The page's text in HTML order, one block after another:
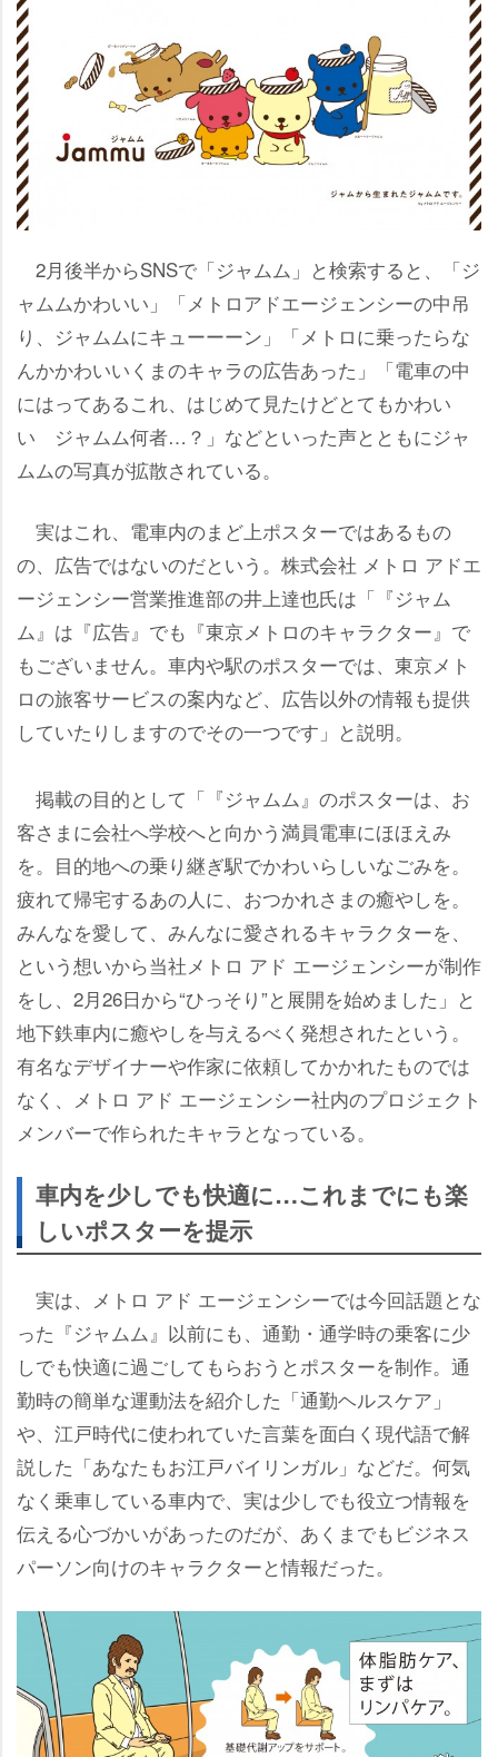
2月後半からSNSで「ジャムム」と検索すると、「ジ
ャムムかわいい」「メトロアドエージェンシーの中吊
り、ジャムムにキューーーン」「メトロに乗ったらな
んかかわいいくまのキャラの広告あった」「電車の中
にはってあるこれ、はじめて見たけどとてもかわい
い ジャムム何者…？」などといった声とともにジャ
ムムの写真が拡散されている。
実はこれ、電車内のまど上ポスターではあるもの
の、広告ではないのだという。株式会社 メトロ アドエ
ージェンシー営業推進部の井上達也氏は「『ジャム
ム』は『広告』でも『東京メトロのキャラクター』で
もございません。車内や駅のポスターでは、東京メト
ロの旅客サービスの案内など、広告以外の情報も提供
していたりしますのでその一つです」と説明。
掲載の目的として「『ジャムム』のポスターは、お
客さまに会社へ学校へと向かう満員電車にほほえみ
を。目的地への乗り継ぎ駅でかわいらしいなごみを。
疲れて帰宅するあの人に、おつかれさまの癒やしを。
みんなを愛して、みんなに愛されるキャラクターを、
という想いから当社メトロ アド エージェンシーが制作
をし、2月26日から“ひっそり”と展開を始めました」と
地下鉄車内に癒やしを与えるべく発想されたという。
有名なデザイナーや作家に依頼してかかれたものでは
なく、メトロ アド エージェンシー社内のプロジェクト
メンバーで作られたキャラとなっている。
車内を少しでも快適に…これまでにも楽
しいポスターを提示
実は、メトロ アド エージェンシーでは今回話題とな
った『ジャムム』以前にも、通勤・通学時の乗客に少
しでも快適に過ごしてもらおうとポスターを制作。通
勤時の簡単な運動法を紹介した「通勤ヘルスケア」
、江戸時代に使われていた言葉を面白く現代語で解
説した「あなたもお江戸バイリンガル」などだ。何気
なく乗車している車内で、実は少しでも役立つ情報を
伝える心づかいがあったのだが、あくまでもビジネス
パーソン向けのキャラクターと情報だった。